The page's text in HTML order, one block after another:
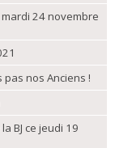
mardi 24 novembre
pas nos Anciens !
BJ ce jeudi 19